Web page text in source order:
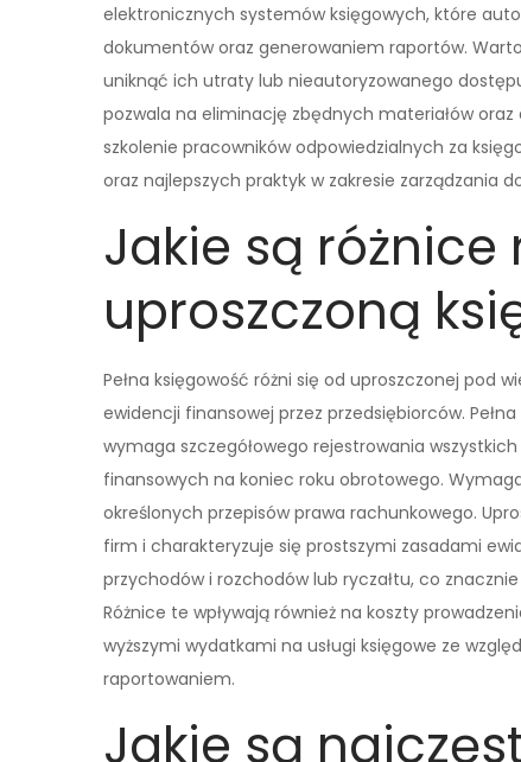
elektronicznych systemów księgowych, które
dokumentów oraz generowaniem raportów.
uniknąć ich utraty lub nieautoryzowanego
pozwala na eliminację zbędnych materiałów
szkolenie pracowników odpowiedzialnych za
oraz najlepszych praktyk w zakresie zarządzania
Jakie są różnice
uproszczoną
Pełna księgowość różni się od uproszczonej pod
ewidencji finansowej przez przedsiębiorców.
wymaga szczegółowego rejestrowania
finansowych na koniec roku obrotowego.
określonych przepisów prawa rachunkowego.
firm i charakteryzuje się prostszymi zasadami
przychodów i rozchodów lub ryczałtu, co
Różnice te wpływają również na koszty
wyższymi wydatkami na usługi księgowe ze
raportowaniem.
Jakie są